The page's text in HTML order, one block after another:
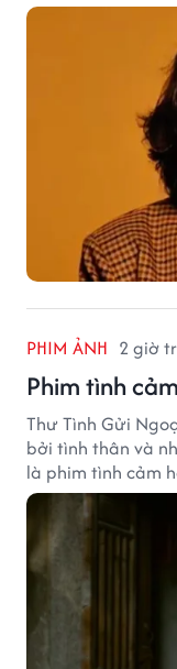
PHIM ẢNH 2 giờ
Phim tình
Thư Tình Gửi
bởi tình thân và
là phim tình cảm